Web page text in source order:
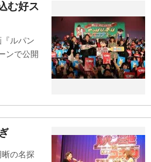
む好ス
ルパン
ンで公開
の名探